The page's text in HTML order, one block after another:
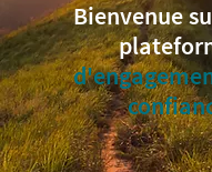
Bienvenue